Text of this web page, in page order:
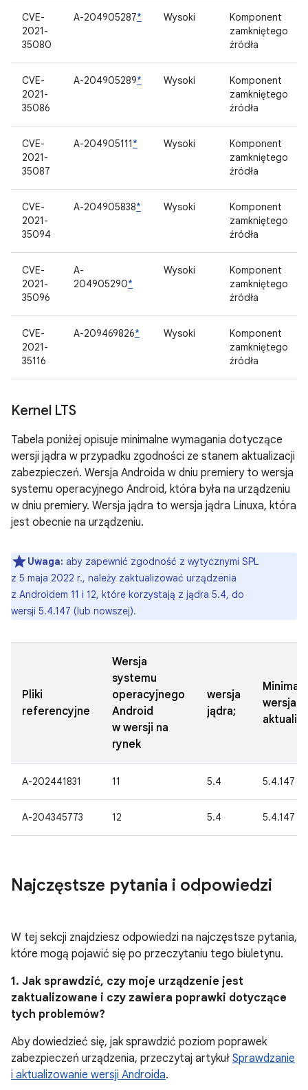
CVE-
2021-
35080
A-204905287* Wysoki
Komponent
zamkniętego
źródła
CVE-
2021-
35086
A-204905289* Wysoki
Komponent
zamkniętego
źródła
CVE-
2021-
35087
A-204905111* Wysoki
Komponent
zamkniętego
źródła
CVE-
2021-
35094
A-204905838* Wysoki
Komponent
zamkniętego
źródła
CVE-
2021-
35096
A-
204905290*
Wysoki
Komponent
zamkniętego
źródła
CVE-
2021-
35116
A-209469826* Wysoki
Komponent
zamkniętego
źródła
Kernel LTS
Tabela poniżej opisuje minimalne wymagania dotyczące
wersji jądra w przypadku zgodności ze stanem aktualizacji
zabezpieczeń. Wersja Androida w dniu premiery to wersja
systemu operacyjnego Android, która była na urządzeniu
w dniu premiery. Wersja jądra to wersja jądra Linuxa, która
jest obecnie na urządzeniu.
Uwaga: aby zapewnić zgodność z wytycznymi SPL
z 5 maja 2022 r., należy zaktualizować urządzenia
z Androidem 11 i 12, które korzystają z jądra 5.4, do
wersji 5.4.147 (lub nowszej).
Pliki
referencyjne
Wersja
systemu
operacyjnego
Android
w wersji na
rynek
wersja
jądra;
wersja
A-202441831 11 5.4 5.4.147
A-204345773 12 5.4 5.4.147
Najczęstsze pytania i odpowiedzi
W tej sekcji znajdziesz odpowiedzi na najczęstsze pytania,
które mogą pojawić się po przeczytaniu tego biuletynu.
1. Jak sprawdzić, czy moje urządzenie jest
zaktualizowane i czy zawiera poprawki dotyczące
tych problemów?
Aby dowiedzieć się, jak sprawdzić poziom poprawek
zabezpieczeń urządzenia, przeczytaj artykuł Sprawdzanie
i aktualizowanie wersji Androida.